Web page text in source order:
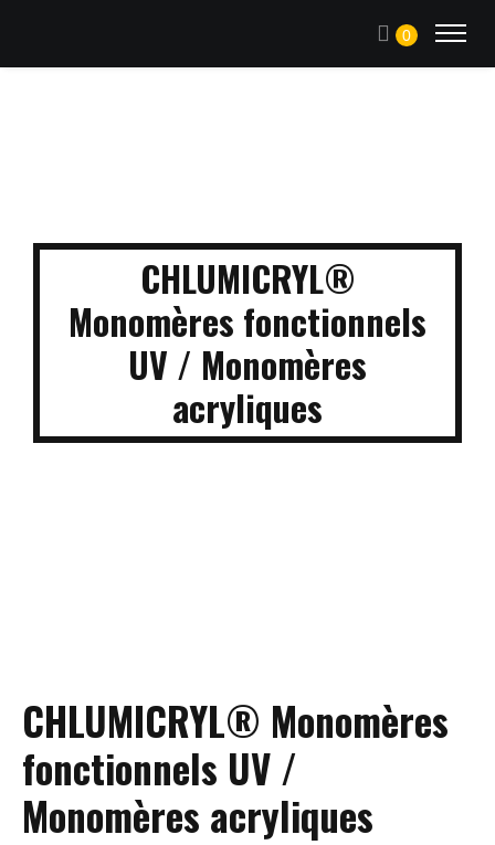
0
CHLUMICRYL®
Monomères fonctionnels
UV / Monomères
acryliques
CHLUMICRYL® Monomères
fonctionnels UV /
Monomères acryliques